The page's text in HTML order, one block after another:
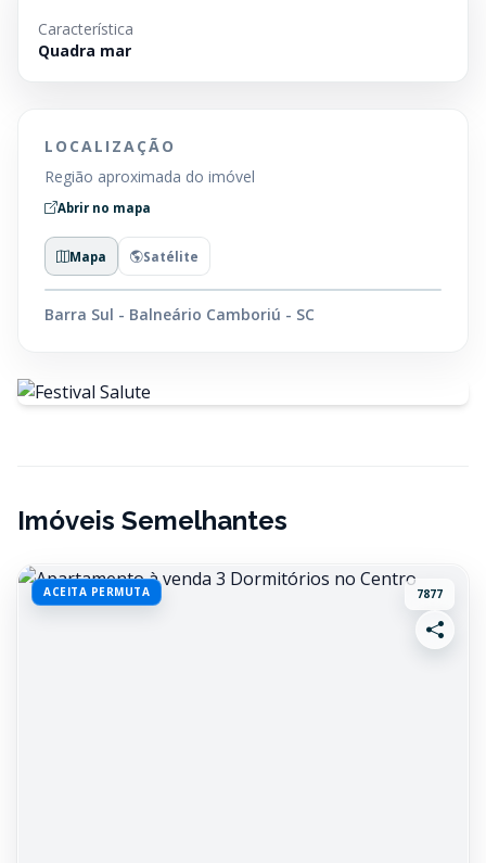
Característica
Quadra mar
LOCALIZAÇÃO
Região aproximada do imóvel
Abrir no mapa
Mapa Satélite
Barra Sul - Balneário Camboriú - SC
Imóveis Semelhantes
ACEITA PERMUTA 7877